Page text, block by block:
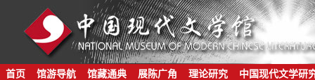
首页 馆游导航 馆藏通典 展陈广角 理论研究 中国现代文学研